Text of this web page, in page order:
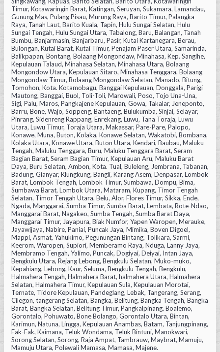
Timur, Kotawaringin Barat, Katingan, Seruyan, Sukamara, Lamandau,
Gunung Mas, Pulang Pisau, Murung Raya, Barito Timur, Palangka
Raya, Tanah Laut, Barito Kuala, Tapin, Hulu Sungai Selatan, Hulu
Sungai Tengah, Hulu Sungai Utara, Tabalong, Baru, Balangan, Tanah
Bumbu, Banjarmasin, Banjarbaru, Pasir, Kutai Kartanegara, Berau,
Bulongan, Kutai Barat, Kutai Timur, Penajam Paser Utara, Samarinda,
Balikpapan, Bontang, Bolaang Mongondaw, Minahasa, Kep. Sangihe,
Kepulauan Talaud, Minahasa Selatan, Minahasa Utara, Bolaang
Mongondow Utara, Kepulauan Sitaro, Minahasa Tenggara, Bolaang
Mongondaw Timur, Bolaang Mongondaw Selatan, Manado, Bitung,
Tomohon, Kota. Kotamobagu, Banggai Kepulauan, Donggala, Parigi
Mautong, Banggai, Buol, Toli-Toli, Marowali, Poso, Tojo Una-Una,
Sigi, Palu, Maros, Pangkajene Kepulauan, Gowa, Takalar, Jeneponto,
Barru, Bone, Wajo, Soppeng, Bantaeng, Bulukumba, Sinjai, Selayar,
Pinrang, Sidenreng Rappang, Enrekang, Luwu, Tana Toraja, Luwu
Utara, Luwu Timur, Toraja Utara, Makassar, Pare-Pare, Palopo,
Konawe, Muna, Buton, Kolaka, Konawe Selatan, Wakatobi, Bombana,
Kolaka Utara, Konawe Utara, Buton Utara, Kendari, Baubau, Maluku
Tengah, Maluku Tenggara, Buru, Maluku Tenggara Barat, Seram
Bagian Barat, Seram Bagian Timur, Kepulauan Aru, Maluku Barat
Daya, Buru Selatan, Ambon, Kota. Tual, Buleleng, Jembrana, Tabanan,
Badung, Gianyar, Klungkung, Bangli, Karang Asem, Denpasar, Lombok
Barat, Lombok Tengah, Lombok Timur, Sumbawa, Dompu, Bima,
Sumbawa Barat, Lombok Utara, Mataram, Kupang, Timor Tengah
Selatan, Timor Tengah Utara, Belu, Alor, Flores Timur, Sikka, Ende,
Ngada, Manggarai, Sumba Timur, Sumba Barat, Lembata, Rote-Ndao,
Manggarai Barat, Nagakeo, Sumba Tengah, Sumba Barat Daya,
Manggarai Timur, Jayapura, Biak Numfor, Yapen Waropen, Merauke,
Jayawijaya, Nabire, Paniai, Puncak Jaya, Mimika, Boven Digoel,
Mappi, Asmat, Yahukimo, Pegunungan Bintang, Tolikara, Sarmi,
Keerom, Waropen, Supiori, Memberamo Raya, Nduga, Lanny Jaya,
Membramo Tengah, Yalimo, Puncak, Dogiyai, Deiyai, Intan Jaya,
Bengkulu Utara, Rejang Lebong, Bengkulu Selatan, Muko-muko,
Kepahiang, Lebong, Kaur, Seluma, Bengkulu Tengah, Bengkulu,
Halmahera Tengah, Halmahera Barat, halmahera Utara, Halmahera
Selatan, Halmahera Timur, Kepulauan Sula, Kepulauan Morotai,
Ternate, Tidore Kepulauan, Pandeglang, Lebak, Tangerang, Serang,
Cilegon, tangerang Selatan, Bangka, Belitung, Bangka Tengah, Bangka
Barat, Bangka Selatan, Belitung Timur, Pangkalpinang, Boalemo,
Gorontalo, Pohuwato, Bone Bolango, Gorontalo Utara, Bintan,
Karimun, Natuna, Lingga, Kepulauan Anambas, Batam, Tanjungpinang,
Fak-Fak, Kaimana, Teluk Wondama, Teluk Bintuni, Manokwari,
Sorong Selatan, Sorong, Raja Ampat, Tambrauw, Maybrat, Mamuju,
Mamuju Utara, Polewali Mamasa, Mamasa, Majene.